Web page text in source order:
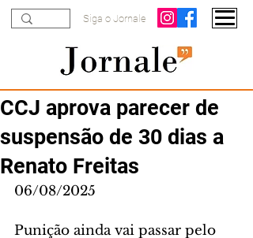
Siga o Jornale
CCJ aprova parecer de
suspensão de 30 dias a
Renato Freitas
06/08/2025
Punição ainda vai passar pelo